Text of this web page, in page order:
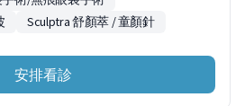
Sculptra 舒顏萃 / 童顏針
安排看診